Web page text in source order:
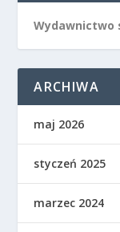
Wydawnictwo
ARCHIWA
maj 2026
styczeń 2025
marzec 2024